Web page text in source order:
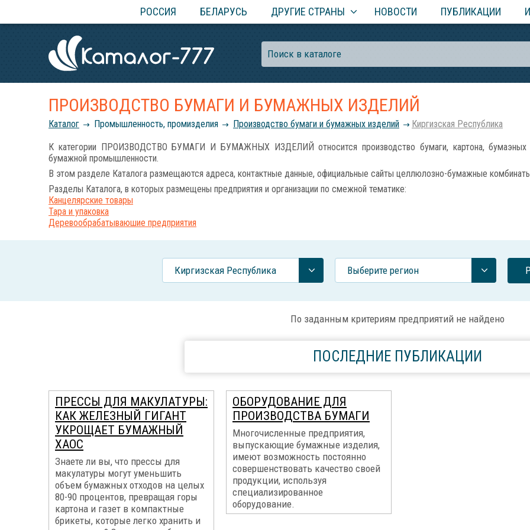
РОССИЯ БЕЛАРУСЬ ДРУГИЕ СТРАНЫ НОВОСТИ ПУБЛИКАЦИИ
ПРОИЗВОДСТВО БУМАГИ И БУМАЖНЫХ ИЗДЕЛИЙ
Каталог Промышленность, промизделия Производство бумаги и бумажных изделий Киргизская Республика
К категории ПРОИЗВОДСТВО БУМАГИ И БУМАЖНЫХ ИЗДЕЛИЙ относится производство бумаги, картона, бумаэных
бумажной промышленности.
В этом разделе Каталога размещаются адреса, контактные данные, официальные сайты целлюлозно-бумажные комбинаты
Разделы Каталога, в которых размещены предприятия и организации по смежной тематике:
Канцелярские товары
Тара и упаковка
Деревообрабатываюшие предприятия
Киргизская Республика Выберите регион
По заданным критериям предприятий не найдено
ПОСЛЕДНИЕ ПУБЛИКАЦИИ
ПРЕССЫ ДЛЯ МАКУЛАТУРЫ:
КАК ЖЕЛЕЗНЫЙ ГИГАНТ
УКРОЩАЕТ БУМАЖНЫЙ
ХАОС
Знаете ли вы, что прессы для
макулатуры могут уменьшить
объем бумажных отходов на целых
80-90 процентов, превращая горы
картона и газет в компактные
брикеты, которые легко хранить и
ОБОРУДОВАНИЕ ДЛЯ
ПРОИЗВОДСТВА БУМАГИ
Многочисленные предприятия,
выпускающие бумажные изделия,
имеют возможность постоянно
совершенствовать качество своей
продукции, используя
специализированное
оборудование.